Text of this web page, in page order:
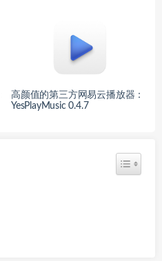
高颜值的第三方网易云播放器：
YesPlayMusic 0.4.7